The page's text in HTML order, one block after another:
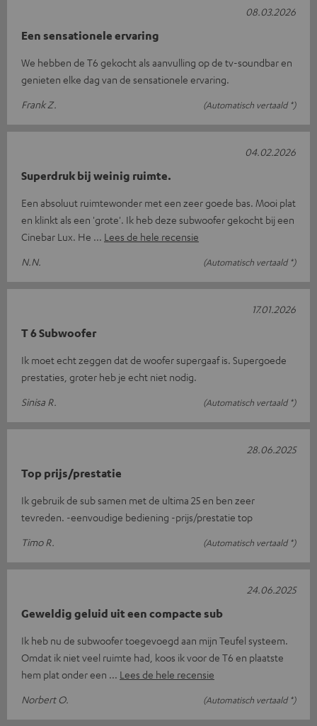
Een sensationele ervaring
We hebben de T6 gekocht als aanvulling op de tv-soundbar en
genieten elke dag van de sensationele ervaring.
Frank Z.
(Automatisch vertaald *)
08.03.2026
Superdruk bij weinig ruimte.
Een absoluut ruimtewonder met een zeer goede bas. Mooi plat
en klinkt als een 'grote'. Ik heb deze subwoofer gekocht bij een
Cinebar Lux. He
Lees de hele recensie
N.N.
(Automatisch vertaald *)
04.02.2026
T 6 Subwoofer
Ik moet echt zeggen dat de woofer supergaaf is. Supergoede
prestaties, groter heb je echt niet nodig.
Sinisa R.
(Automatisch vertaald *)
17.01.2026
Top prijs/prestatie
Ik gebruik de sub samen met de ultima 25 en ben zeer
tevreden. -eenvoudige bediening -prijs/prestatie top
Timo R.
(Automatisch vertaald *)
28.06.2025
Geweldig geluid uit een compacte sub
Ik heb nu de subwoofer toegevoegd aan mijn Teufel systeem.
Omdat ik niet veel ruimte had, koos ik voor de T6 en plaatste
hem plat onder een
Lees de hele recensie
Norbert O.
(Automatisch vertaald *)
24.06.2025